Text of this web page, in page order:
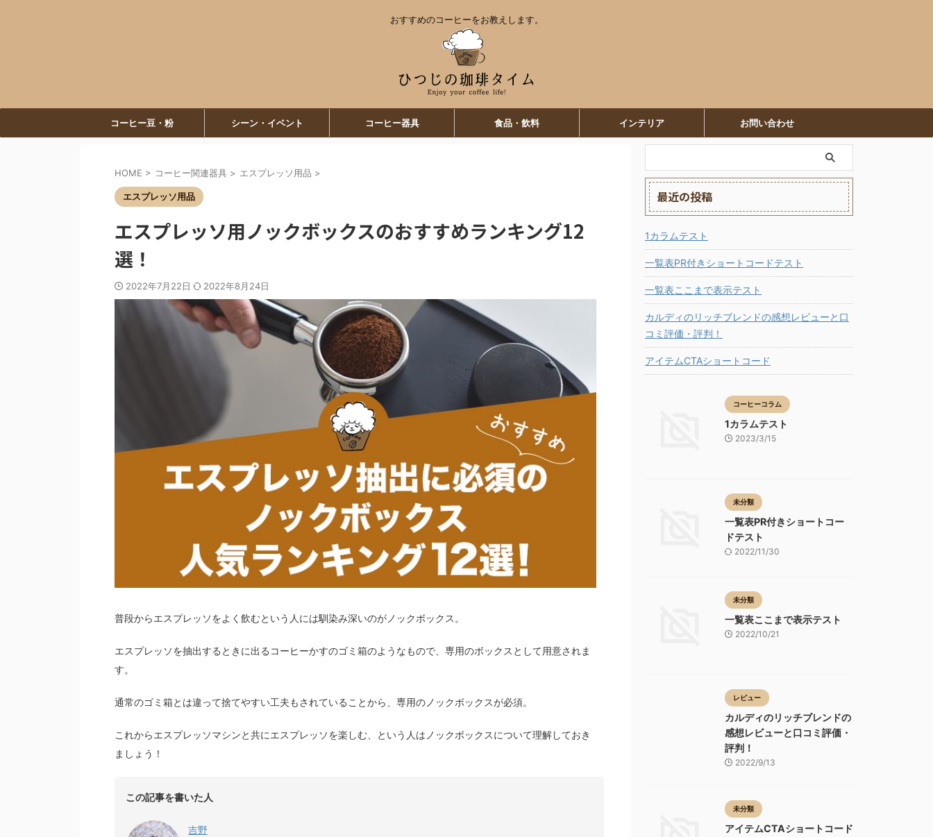
おすすめのコーヒーをお教えします。
コーヒー豆・粉 シーン・イベント コーヒー器具 食品・飲料 インテリア お問い合わせ
HOME > コーヒー関連器具 > エスプレッソ用品 >
エスプレッソ用品
エスプレッソ用ノックボックスのおすすめランキング12
選！
2022年7月22日 2022年8月24日
普段からエスプレッソをよく飲むという人には馴染み深いのがノックボックス。
エスプレッソを抽出するときに出るコーヒーかすのゴミ箱のようなもので、専用のボックスとして用意されま
す。
通常のゴミ箱とは違って捨てやすい工夫もされていることから、専用のノックボックスが必須。
これからエスプレッソマシンと共にエスプレッソを楽しむ、という人はノックボックスについて理解しておき
ましょう！
この記事を書いた人
吉野
最近の投稿
1カラムテスト
一覧表PR付きショートコードテスト
一覧表ここまで表示テスト
カルディのリッチブレンドの感想レビューと口
コミ評価・評判！
アイテムCTAショートコード
コーヒーコラム
1カラムテスト
2023/3/15
未分類
一覧表PR付きショートコー
ドテスト
2022/11/30
未分類
一覧表ここまで表示テスト
2022/10/21
レビュー
カルディのリッチブレンドの
感想レビューと口コミ評価・
評判！
2022/9/13
未分類
アイテムCTAショートコード